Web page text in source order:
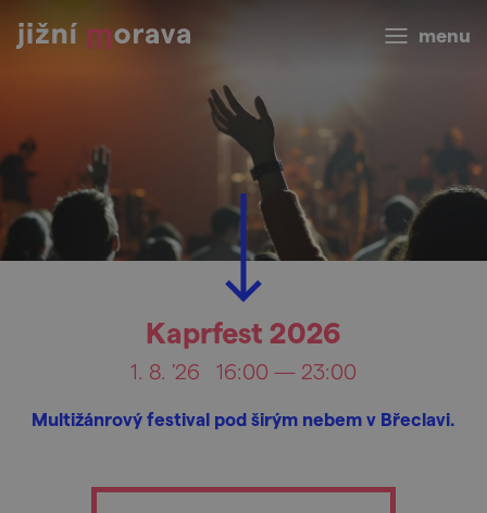
menu
Kaprfest 2026
1. 8. '26 16:00 — 23:00
Multižánrový festival pod širým nebem v Břeclavi.